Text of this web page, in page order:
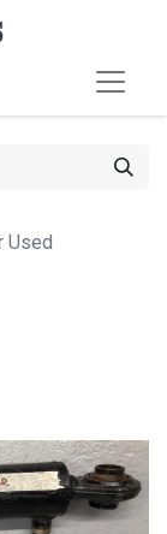
Used